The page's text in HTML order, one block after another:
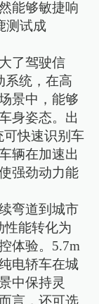
能够敏捷响
测试成
了驾驶信
系统，在高
景中，能够
身姿态。出
可快速识别车
辆在加速出
强劲动力能
弯道到城市
性能转化为
体验。5.7m
电轿车在城
中保持灵
言，还可选